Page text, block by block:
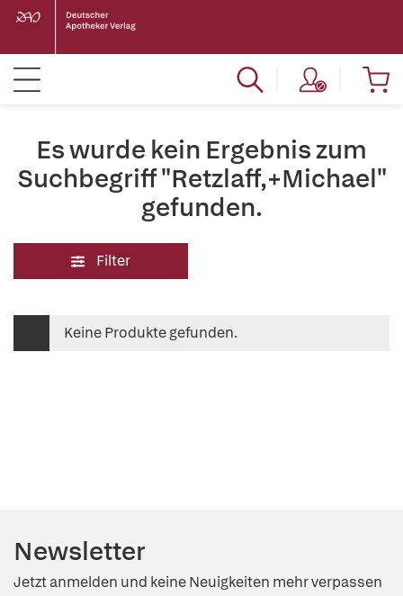
Es wurde kein Ergebnis zum
Suchbegriff "Retzlaff,+Michael"
gefunden.
Filter
Keine Produkte gefunden.
Newsletter
Jetzt anmelden und keine Neuigkeiten mehr verpassen